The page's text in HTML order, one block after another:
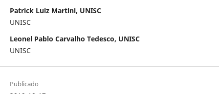
Patrick Luiz Martini, UNISC
UNISC
Leonel Pablo Carvalho Tedesco, UNISC
UNISC
Publicado